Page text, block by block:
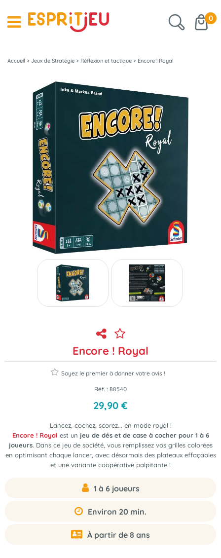
0
Accueil > Jeux de Stratégie > Réflexion et tactique > Encore ! Royal
Encore ! Royal
Soyez le premier à donner votre avis !
Réf. : 88540
29,90 €
Lancez, cochez, scorez... en mode royal !
Encore ! Royal est un jeu de dés et de case à cocher pour 1 à 6
joueurs. Dans ce jeu de société, vous remplissez vos grilles colorées
en optimisant chaque lancer, avec désormais des plateaux effaçables
et une variante coopérative palpitante !
1 à 6 joueurs
Environ 20 min.
À partir de 8 ans